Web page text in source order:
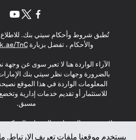
يستخدم موقعنا ملفات تعريف الارتباط.
تُطبق شروط وأحكام سيتي بنك.
والأحكام ، تفضل بزيارةTnC
الآراء الواردة هنا لا تعبر سوى عن وجهة
بالضرورة وجهات نظر سيتي بنك
المعلومات الواردة في هذا الموقع
للاستثمار أو تقديم خدمات إدارية
مسبق.
لا يتم تقديم المنتجات والخدمات
المقيمين في الاتحاد الأوروبي أو المنطقة